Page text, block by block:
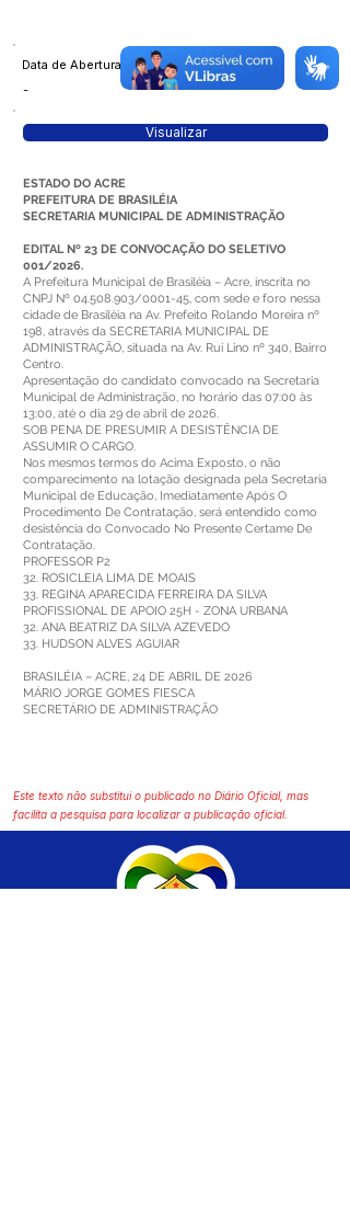
Data de Abertura
-
Visualizar
ESTADO DO ACRE
PREFEITURA DE BRASILÉIA
SECRETARIA MUNICIPAL DE ADMINISTRAÇÃO
EDITAL Nº 23 DE CONVOCAÇÃO DO SELETIVO
001/2026.
A Prefeitura Municipal de Brasiléia – Acre, inscrita no
CNPJ Nº 04.508.903/0001-45, com sede e foro nessa
cidade de Brasiléia na Av. Prefeito Rolando Moreira nº
198, através da SECRETARIA MUNICIPAL DE
ADMINISTRAÇÃO, situada na Av. Rui Lino nº 340, Bairro
Centro.
Apresentação do candidato convocado na Secretaria
Municipal de Administração, no horário das 07:00 às
13:00, até o dia 29 de abril de 2026.
SOB PENA DE PRESUMIR A DESISTÊNCIA DE
ASSUMIR O CARGO.
Nos mesmos termos do Acima Exposto, o não
comparecimento na lotação designada pela Secretaria
Municipal de Educação, Imediatamente Após O
Procedimento De Contratação, será entendido como
desistência do Convocado No Presente Certame De
Contratação.
PROFESSOR P2
32. ROSICLEIA LIMA DE MOAIS
33. REGINA APARECIDA FERREIRA DA SILVA
PROFISSIONAL DE APOIO 25H - ZONA URBANA
32. ANA BEATRIZ DA SILVA AZEVEDO
33. HUDSON ALVES AGUIAR
BRASILÉIA – ACRE, 24 DE ABRIL DE 2026
MÁRIO JORGE GOMES FIESCA
SECRETÁRIO DE ADMINISTRAÇÃO
Este texto não substitui o publicado no Diário Oficial, mas
facilita a pesquisa para localizar a publicação oficial.